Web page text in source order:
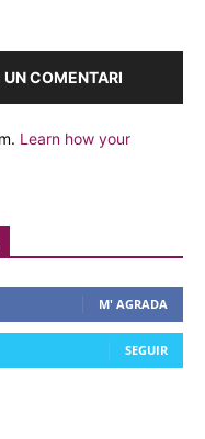
UN COMENTARI
Learn how your
M' AGRADA
SEGUIR